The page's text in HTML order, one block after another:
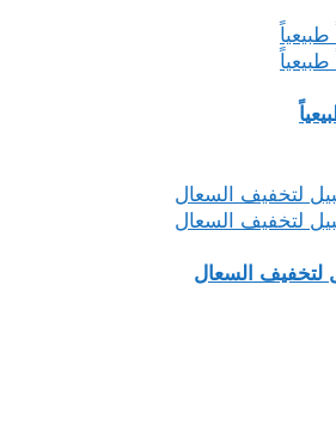
لتخفيف السعال